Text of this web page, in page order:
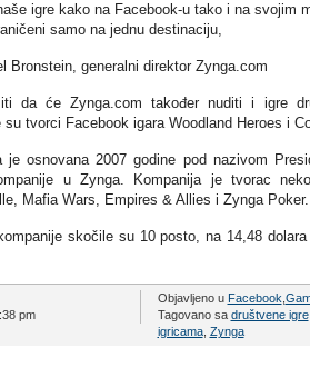
igre kako na Facebook-u tako i na svojim
samo na jednu destinaciju,
Bronstein, generalni direktor Zynga.com
da će Zynga.com također nuditi i igre
su tvorci Facebook igara Woodland Heroes i
je osnovana 2007 godine pod nazivom
u Zynga. Kompanija je tvorac
Mafia Wars, Empires & Allies i Zynga Poker.
skočile su 10 posto, na 14,48
pm
Objavljeno u Facebook
Tagovano sa društvene igre,
igricama, Zynga